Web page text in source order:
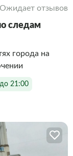
Ожидает отзывов
следам
города на
21:00